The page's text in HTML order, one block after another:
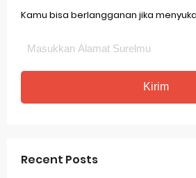
Kamu bisa berlangganan jika
Recent Posts